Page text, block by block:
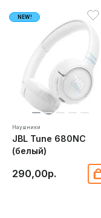
NEW!
Наушники
JBL Tune 680NC
(белый)
290,00р.